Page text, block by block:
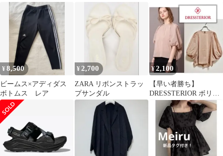
2wayラッフル衿ブラウ
¥8,500
ビームス×アディダス
ボトムス レア
¥ 2,700
ZARA リボンストラッ
プサンダル
¥2,100
【早い者勝ち】
DRESSTERIOR ボリュ
ームスリーブブラウス